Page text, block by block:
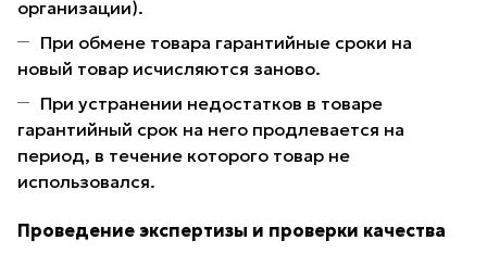
организации).
При обмене товара гарантийные сроки на
новый товар исчисляются заново.
При устранении недостатков в товаре
гарантийный срок на него продлевается на
период, в течение которого товар не
использовался.
Проведение экспертизы и проверки качества